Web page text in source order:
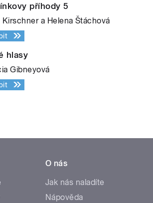
příhody 5
Kirschner a Helena Štáchová
hlasy
Gibneyová
O nás
Jak nás naladíte
Nápověda